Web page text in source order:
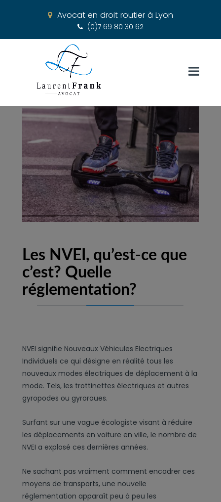
Avocat en droit routier à Lyon
(0)7 69 80 30 62
Les NVEI, qu’est-ce que
c’est? Quelle
réglementation?
NVEI signifie Nouveaux Véhicules Electriques
Individuels ce qui désigne en réalité tous les
nouveaux modes électriques de déplacement à la
mode. Tels, les trottinettes électriques et autres
gyropodes ou gyroroues.
Surfant sur une vague écologiste visant à réduire
les déplacements en voiture en ville, le nombre de
NVEI a explosé ces dernières années.
Ne sachant pas vraiment comment encadrer ces
moyens de transports, une nouvelle
réglementation apparaît peu à peu les